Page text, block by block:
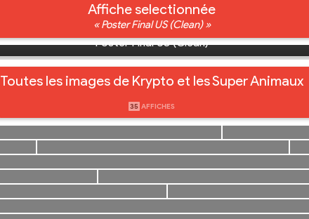
Affiche selectionnée
« Poster Final US (Clean) »
Poster Final US (Clean)
Toutes les images de Krypto et les Super Animaux
35 AFFICHES